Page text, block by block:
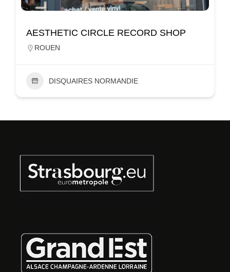
AESTHETIC CIRCLE RECORD SHOP
ROUEN
DISQUAIRES NORMANDIE